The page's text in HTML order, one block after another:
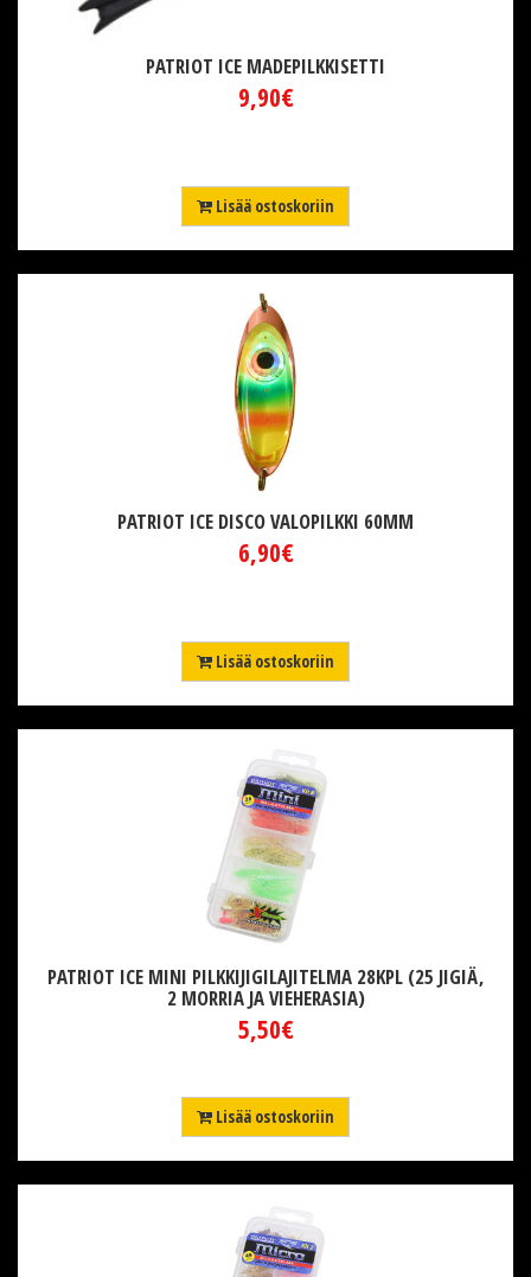
PATRIOT ICE MADEPILKKISETTI
9,90€
Lisää ostoskoriin
PATRIOT ICE DISCO VALOPILKKI 60MM
6,90€
Lisää ostoskoriin
PATRIOT ICE MINI PILKKIJIGILAJITELMA 28KPL (25 JIGIÄ,
2 MORRIA JA VIEHERASIA)
5,50€
Lisää ostoskoriin